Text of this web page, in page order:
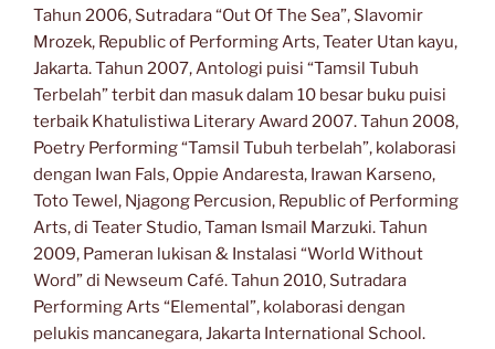
Tahun 2006, Sutradara “Out Of The Sea”, Slavomir
Mrozek, Republic of Performing Arts, Teater Utan kayu,
Jakarta. Tahun 2007, Antologi puisi “Tamsil Tubuh
Terbelah” terbit dan masuk dalam 10 besar buku puisi
terbaik Khatulistiwa Literary Award 2007. Tahun 2008,
Poetry Performing “Tamsil Tubuh terbelah”, kolaborasi
dengan Iwan Fals, Oppie Andaresta, Irawan Karseno,
Toto Tewel, Njagong Percusion, Republic of Performing
Arts, di Teater Studio, Taman Ismail Marzuki. Tahun
2009, Pameran lukisan & Instalasi “World Without
Word” di Newseum Café. Tahun 2010, Sutradara
Performing Arts “Elemental”, kolaborasi dengan
pelukis mancanegara, Jakarta International School.